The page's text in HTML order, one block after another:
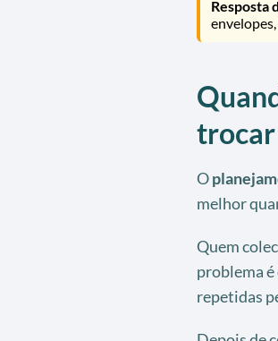
Resposta
trocar
O
melhor
Quem
problema
repetidas